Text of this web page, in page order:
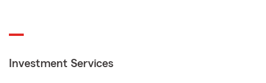
Investment Services